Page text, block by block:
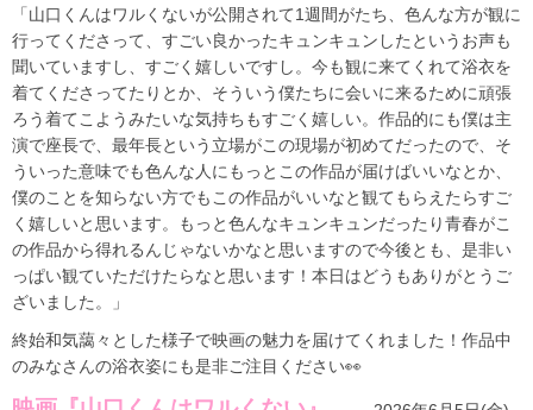
「山口くんはワルくないが公開されて1週間がたち、色んな方が観に
行ってくださって、すごい良かったキュンキュンしたというお声も
聞いていますし、すごく嬉しいですし。今も観に来てくれて浴衣を
着てくださってたりとか、そういう僕たちに会いに来るために頑張
ろう着てこようみたいな気持ちもすごく嬉しい。作品的にも僕は主
演で座長で、最年長という立場がこの現場が初めてだったので、そ
ういった意味でも色んな人にもっとこの作品が届けばいいなとか、
僕のことを知らない方でもこの作品がいいなと観てもらえたらすご
く嬉しいと思います。もっと色んなキュンキュンだったり青春がこ
の作品から得れるんじゃないかなと思いますので今後とも、是非い
っぱい観ていただけたらなと思います！本日はどうもありがとうご
ざいました。」
終始和気藹々とした様子で映画の魅力を届けてくれました！作品中
のみなさんの浴衣姿にも是非ご注目ください👀